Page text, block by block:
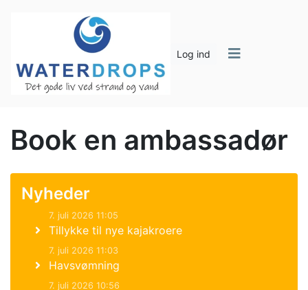
Log ind
Book en ambassadør
Nyheder
7. juli 2026 11:05
Tillykke til nye kajakroere
7. juli 2026 11:03
Havsvømning
7. juli 2026 10:56